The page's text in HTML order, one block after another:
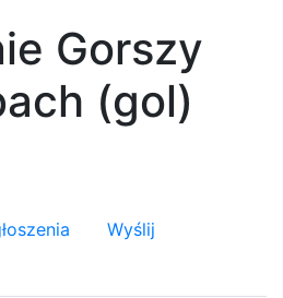
Gorszy
(gol)
Wyślij